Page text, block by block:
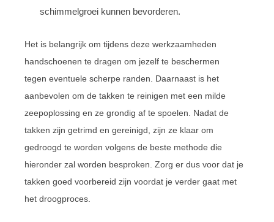
schimmelgroei kunnen bevorderen.
Het is belangrijk om tijdens deze werkzaamheden
handschoenen te dragen om jezelf te beschermen
tegen eventuele scherpe randen. Daarnaast is het
aanbevolen om de takken te reinigen met een milde
zeepoplossing en ze grondig af te spoelen. Nadat de
takken zijn getrimd en gereinigd, zijn ze klaar om
gedroogd te worden volgens de beste methode die
hieronder zal worden besproken. Zorg er dus voor dat je
takken goed voorbereid zijn voordat je verder gaat met
het droogproces.